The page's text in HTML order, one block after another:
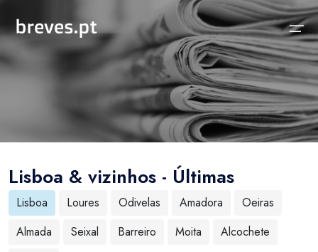
Notícias
Concelhos Vizinhos
Distrito
País
Sobre
Funcionalidades
As nossas Fontes
Perguntas Frequentes
Lisboa & vizinhos - Últimas
Lisboa Loures Odivelas Amadora
Oeiras
Almada
Seixal Barreiro Moita
Alcochete